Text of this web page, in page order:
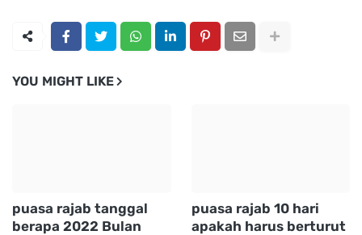
YOU MIGHT LIKE
puasa rajab tanggal
berapa 2022 Bulan
puasa rajab 10 hari
apakah harus berturut